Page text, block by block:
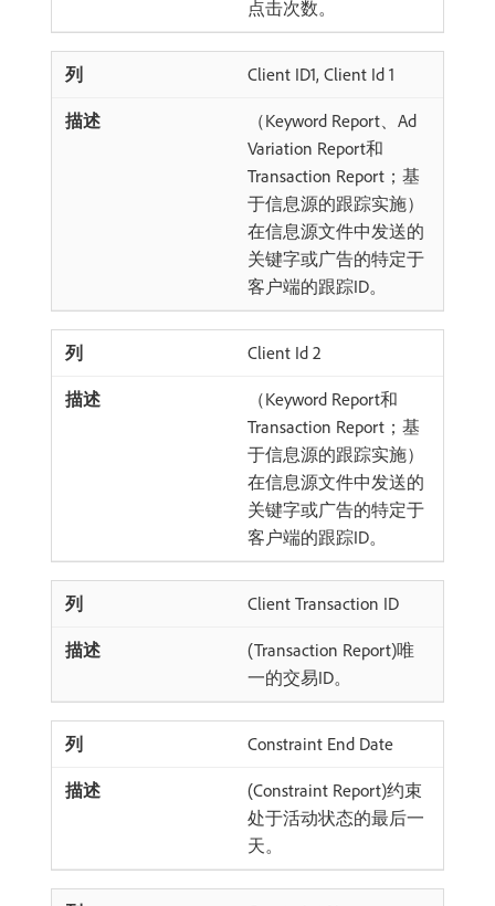
点击次数。
Client ID1, Client Id 1
（Keyword Report、Ad
Variation Report和
Transaction Report；基
于信息源的跟踪实施）
在信息源文件中发送的
关键字或广告的特定于
客户端的跟踪ID。
Client Id 2
（Keyword Report和
Transaction Report；基
于信息源的跟踪实施）
在信息源文件中发送的
关键字或广告的特定于
客户端的跟踪ID。
Client Transaction ID
(Transaction Report)唯
一的交易ID。
Constraint End Date
(Constraint Report)约束
处于活动状态的最后一
天。